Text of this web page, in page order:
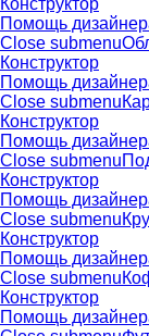
Конструктор
Помощь
Close submenu
Конструктор
Помощь
Close submenu
Конструктор
Помощь
Close submenu
Конструктор
Помощь
Close submenu
Конструктор
Помощь
Close submenu
Конструктор
Помощь